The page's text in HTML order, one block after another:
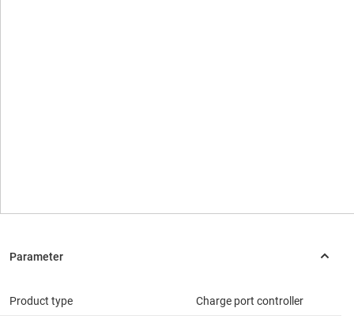
Product type Charge port controller